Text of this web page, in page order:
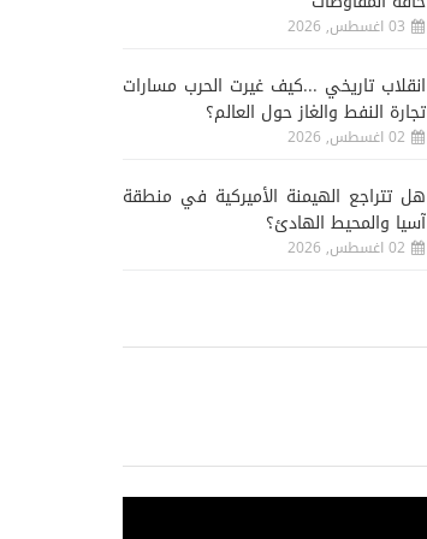
03 اغسطس, 2026
انقلاب تاريخي ...كيف غيرت الحرب مسارات
تجارة النفط والغاز حول العالم؟
02 اغسطس, 2026
هل تتراجع الهيمنة الأميركية في منطقة
آسيا والمحيط الهادئ؟
02 اغسطس, 2026